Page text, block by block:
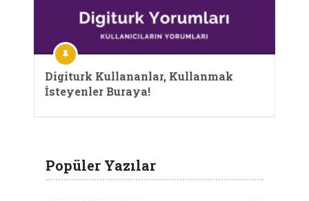
Digiturk Kullananlar, Kullanmak
İsteyenler Buraya!
Popüler Yazılar